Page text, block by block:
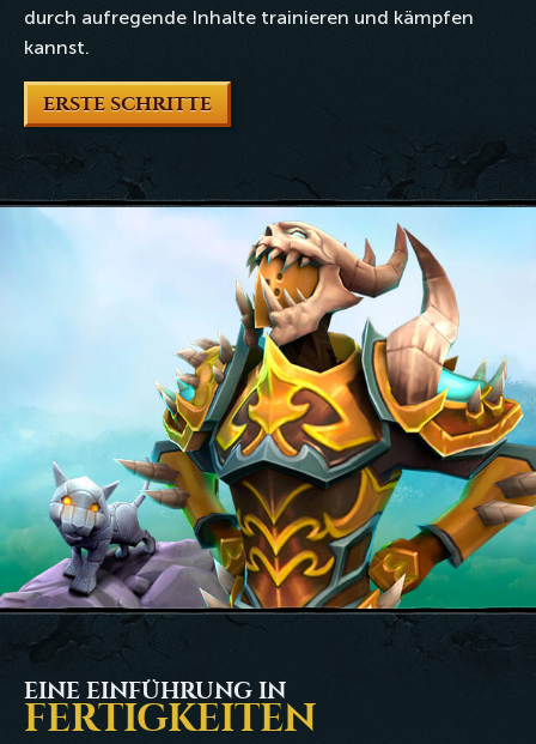
durch aufregende Inhalte trainieren und kämpfen
kannst.
ERSTE SCHRITTE
EINE EINFÜHRUNG IN
FERTIGKEITEN